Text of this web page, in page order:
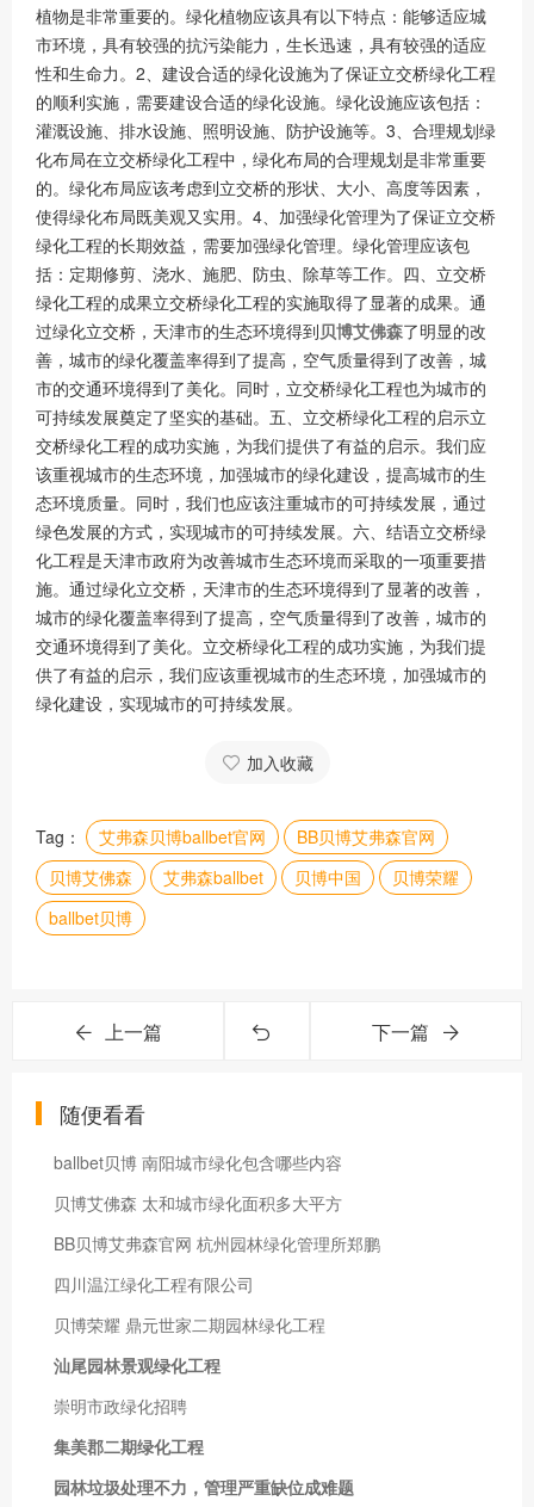
植物是非常重要的。绿化植物应该具有以下特点：能够适应城
市环境，具有较强的抗污染能力，生长迅速，具有较强的适应
性和生命力。2、建设合适的绿化设施为了保证立交桥绿化工程
的顺利实施，需要建设合适的绿化设施。绿化设施应该包括：
灌溉设施、排水设施、照明设施、防护设施等。3、合理规划绿
化布局在立交桥绿化工程中，绿化布局的合理规划是非常重要
的。绿化布局应该考虑到立交桥的形状、大小、高度等因素，
使得绿化布局既美观又实用。4、加强绿化管理为了保证立交桥
绿化工程的长期效益，需要加强绿化管理。绿化管理应该包
括：定期修剪、浇水、施肥、防虫、除草等工作。四、立交桥
绿化工程的成果立交桥绿化工程的实施取得了显著的成果。通
过绿化立交桥，天津市的生态环境得到贝博艾佛森了明显的改
善，城市的绿化覆盖率得到了提高，空气质量得到了改善，城
市的交通环境得到了美化。同时，立交桥绿化工程也为城市的
可持续发展奠定了坚实的基础。五、立交桥绿化工程的启示立
交桥绿化工程的成功实施，为我们提供了有益的启示。我们应
该重视城市的生态环境，加强城市的绿化建设，提高城市的生
态环境质量。同时，我们也应该注重城市的可持续发展，通过
绿色发展的方式，实现城市的可持续发展。六、结语立交桥绿
化工程是天津市政府为改善城市生态环境而采取的一项重要措
施。通过绿化立交桥，天津市的生态环境得到了显著的改善，
城市的绿化覆盖率得到了提高，空气质量得到了改善，城市的
交通环境得到了美化。立交桥绿化工程的成功实施，为我们提
供了有益的启示，我们应该重视城市的生态环境，加强城市的
绿化建设，实现城市的可持续发展。
加入收藏
Tag： 艾弗森贝博ballbet官网
BB贝博艾弗森官网
贝博艾佛森
艾弗森ballbet 贝博中国
贝博荣耀
ballbet贝博
上一篇 下一篇
随便看看
ballbet贝博 南阳城市绿化包含哪些内容
贝博艾佛森 太和城市绿化面积多大平方
BB贝博艾弗森官网 杭州园林绿化管理所郑鹏
四川温江绿化工程有限公司
贝博荣耀 鼎元世家二期园林绿化工程
汕尾园林景观绿化工程
崇明市政绿化招聘
集美郡二期绿化工程
园林垃圾处理不力，管理严重缺位成难题